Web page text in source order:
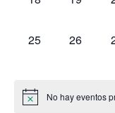
0 eventos,
25 0
26
No hay eventos